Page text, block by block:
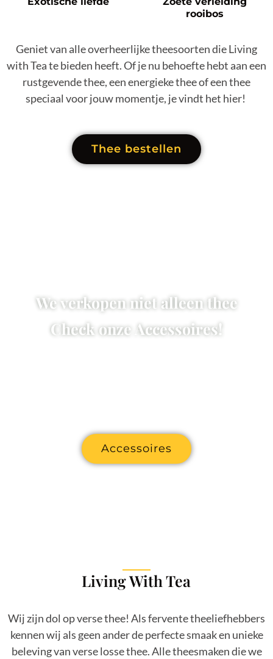
rooibos
Geniet van alle overheerlijke theesoorten die Living
with Tea te bieden heeft. Of je nu behoefte hebt aan een
rustgevende thee, een energieke thee of een thee
speciaal voor jouw momentje, je vindt het hier!
Thee bestellen
We verkopen niet alleen thee
Check onze Accessoires!
Accessoires
Living With Tea
Wij zijn dol op verse thee! Als fervente theeliefhebbers
kennen wij als geen ander de perfecte smaak en unieke
beleving van verse losse thee. Alle theesmaken die we